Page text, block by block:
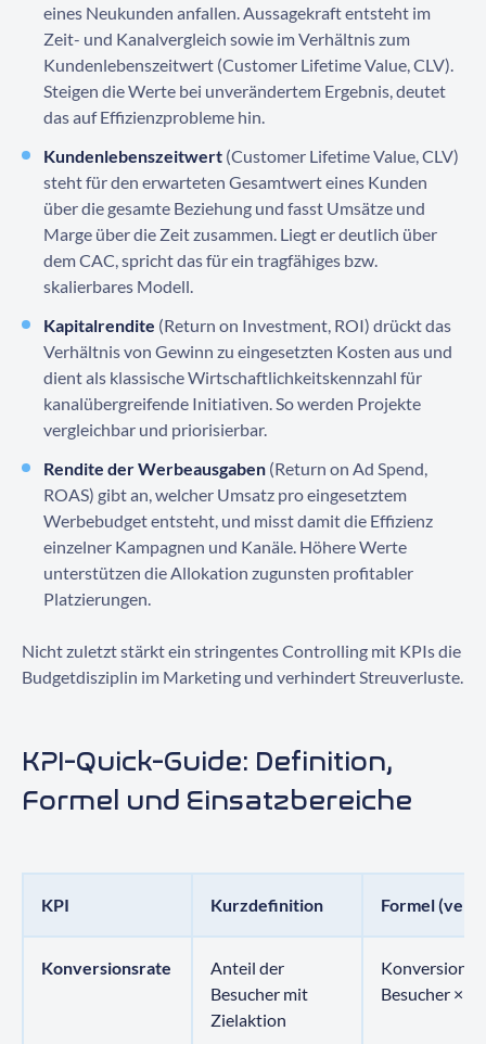
eines Neukunden anfallen. Aussagekraft entsteht im
Zeit- und Kanalvergleich sowie im Verhältnis zum
Kundenlebenszeitwert (Customer Lifetime Value, CLV).
Steigen die Werte bei unverändertem Ergebnis, deutet
das auf Effizienzprobleme hin.
Kundenlebenszeitwert (Customer Lifetime Value, CLV)
steht für den erwarteten Gesamtwert eines Kunden
über die gesamte Beziehung und fasst Umsätze und
Marge über die Zeit zusammen. Liegt er deutlich über
dem CAC, spricht das für ein tragfähiges bzw.
skalierbares Modell.
Kapitalrendite (Return on Investment, ROI) drückt das
Verhältnis von Gewinn zu eingesetzten Kosten aus und
dient als klassische Wirtschaftlichkeitskennzahl für
kanalübergreifende Initiativen. So werden Projekte
vergleichbar und priorisierbar.
Rendite der Werbeausgaben (Return on Ad Spend,
ROAS) gibt an, welcher Umsatz pro eingesetztem
Werbebudget entsteht, und misst damit die Effizienz
einzelner Kampagnen und Kanäle. Höhere Werte
unterstützen die Allokation zugunsten profitabler
Platzierungen.
Nicht zuletzt stärkt ein stringentes Controlling mit KPIs die
Budgetdisziplin im Marketing und verhindert Streuverluste.
KPI-Quick-Guide: Definition,
Formel und Einsatzbereiche
KPI Kurzdefinition Formel
Konversionsrate
Anteil der
Besucher mit
Zielaktion
Besucher ×